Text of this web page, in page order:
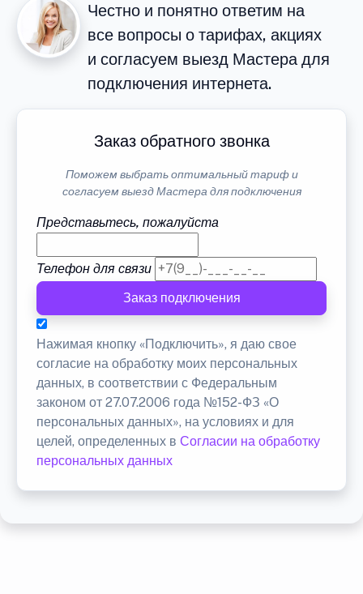
Честно и понятно ответим на
все вопросы о тарифах, акциях
и согласуем выезд Мастера для
подключения интернета.
Заказ обратного звонка
Поможем выбрать оптимальный тариф и
согласуем выезд Мастера для подключения
Представьтесь, пожалуйста
Телефон для связи
Заказ подключения
Нажимая кнопку «Подключить», я даю свое
согласие на обработку моих персональных
данных, в соответствии с Федеральным
законом от 27.07.2006 года №152-ФЗ «О
персональных данных», на условиях и для
целей, определенных в Согласии на обработку
персональных данных